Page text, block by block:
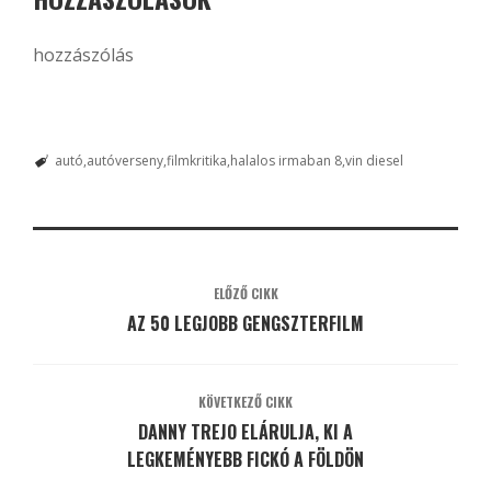
hozzászólás
autó autóversenyfilmkritika halalos irmaban 8vin diesel
ELŐZŐ CIKK
AZ 50 LEGJOBB GENGSZTERFILM
KÖVETKEZŐ CIKK
DANNY TREJO ELÁRULJA, KI A
LEGKEMÉNYEBB FICKÓ A FÖLDÖN